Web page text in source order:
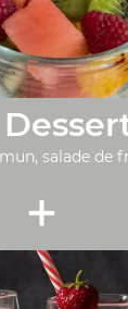
salade de
+